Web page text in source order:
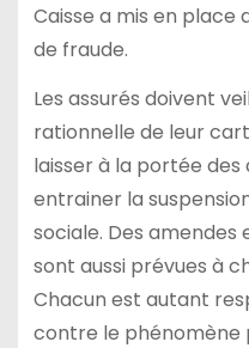
Caisse a mis en place
de fraude.
Les assurés doivent
rationnelle de leur
laisser à la portée des
entrainer la
sociale. Des amendes
sont aussi prévues à
Chacun est autant
contre le phénomène